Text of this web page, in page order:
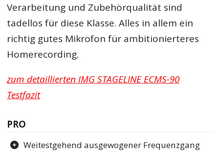
Verarbeitung und Zubehörqualität sind
tadellos für diese Klasse. Alles in allem ein
richtig gutes Mikrofon für ambitionierteres
Homerecording.
zum detaillierten IMG STAGELINE ECMS-90
Testfazit
PRO
Weitestgehend ausgewogener Frequenzgang